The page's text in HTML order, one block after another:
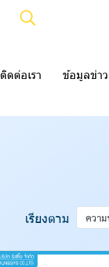
ติดต่อเรา ข้อมูลข่า
เรียงตาม ควา